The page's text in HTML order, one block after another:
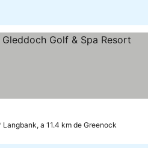
Langbank, a 11.4 km de Greenock